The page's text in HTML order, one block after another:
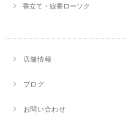
香立て・線香ローソク
店舗情報
ブログ
お問い合わせ